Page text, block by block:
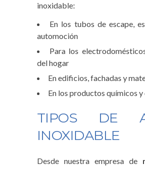
inoxidable:
En los tubos de escape,
automoción
Para los
del hogar
En edificios, fachadas y
En los productos químicos
TIPOS DE
INOXIDABLE
Desde nuestra empresa de